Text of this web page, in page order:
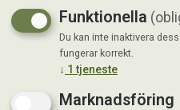
Funktionella
Du kan inte inaktivera
fungerar korrekt.
↓ 1 tjeneste
Marknadsföring